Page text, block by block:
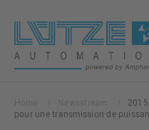
2015
pour une transmission de